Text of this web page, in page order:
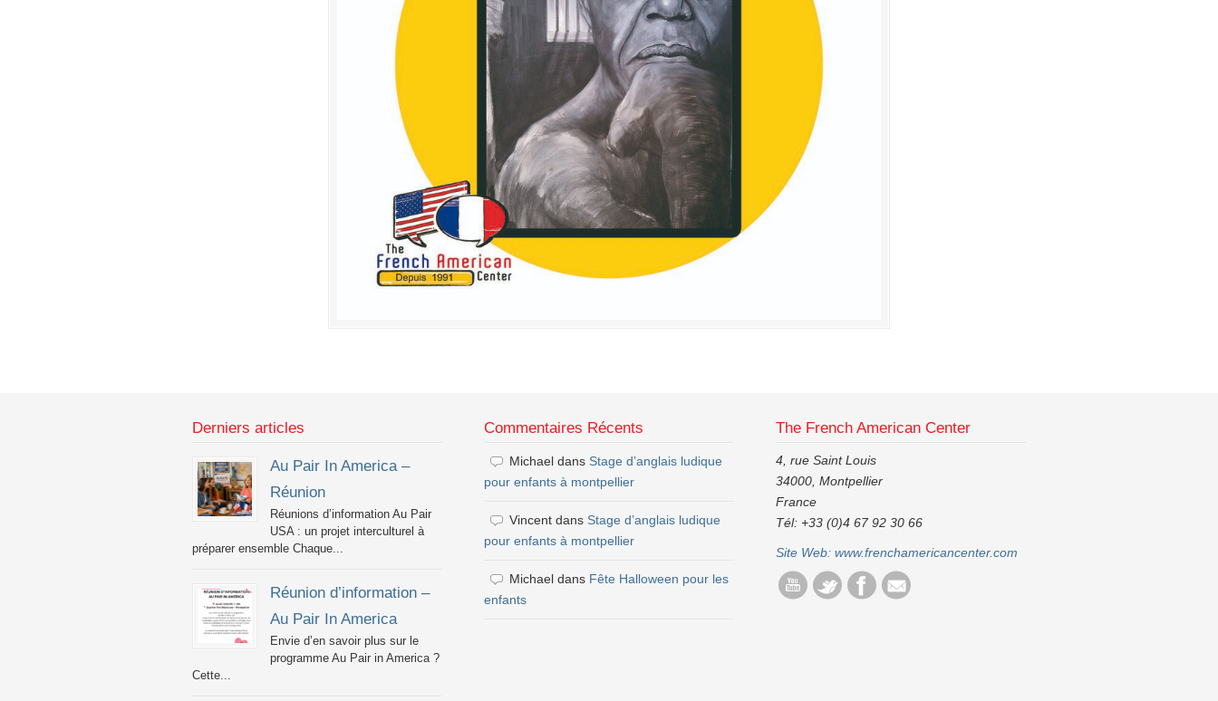
Derniers articles
Au Pair In America –
Réunion
Réunions d’information Au Pair
USA : un projet interculturel à
préparer ensemble Chaque...
Réunion d’information –
Au Pair In America
Envie d’en savoir plus sur le
programme Au Pair in America ?
Cette...
Commentaires Récents
Michael dans Stage d’anglais ludique
pour enfants à montpellier
Vincent dans Stage d’anglais ludique
pour enfants à montpellier
Michael dans Fête Halloween pour les
enfants
The French American Center
4, rue Saint Louis
34000, Montpellier
France
Tél: +33 (0)4 67 92 30 66
Site Web: www.frenchamericancenter.com